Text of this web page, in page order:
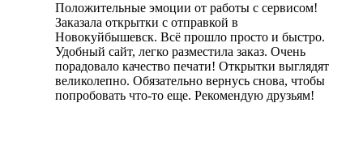
Положительные эмоции от работы с сервисом!
Заказала открытки с отправкой в
Новокуйбышевск. Всё прошло просто и быстро.
Удобный сайт, легко разместила заказ. Очень
порадовало качество печати! Открытки выглядят
великолепно. Обязательно вернусь снова, чтобы
попробовать что-то еще. Рекомендую друзьям!